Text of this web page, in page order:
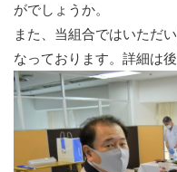
がでしょうか。
また、当組合ではいただ
なっております。詳細は